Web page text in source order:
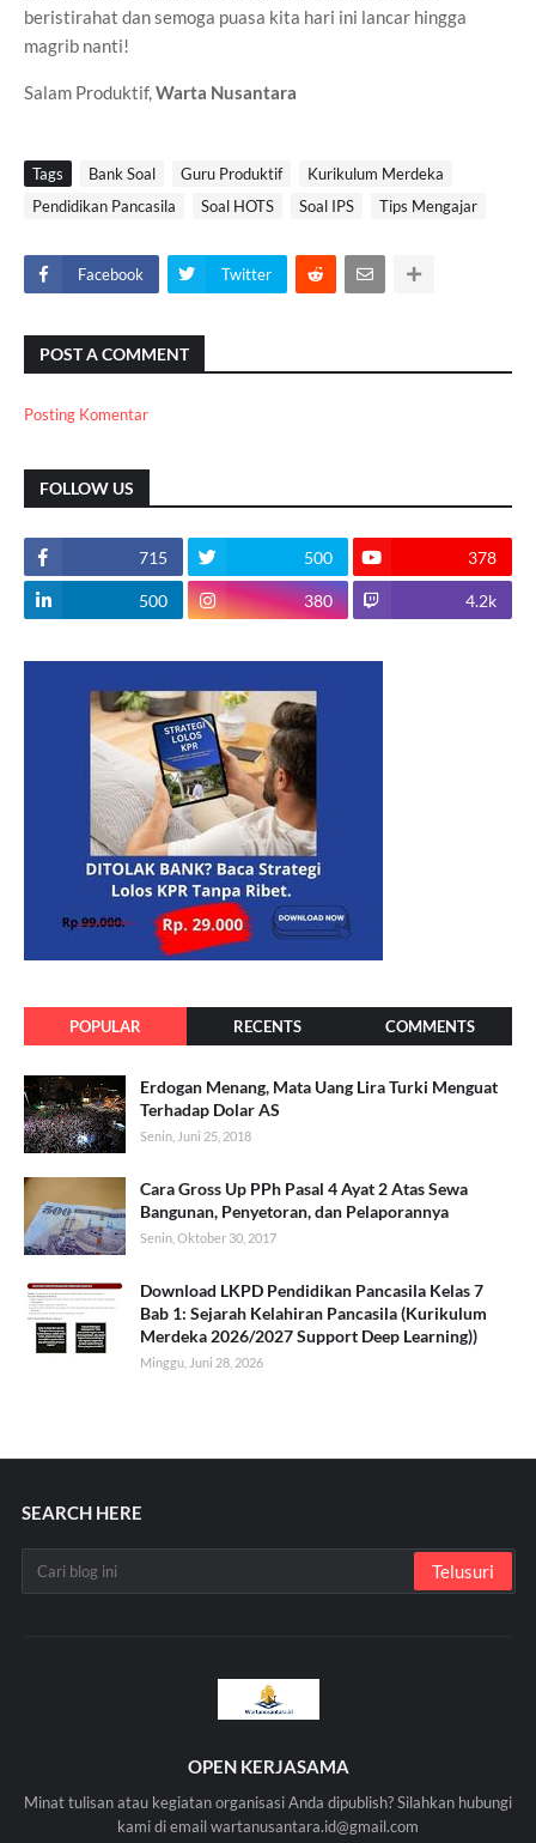
beristirahat dan semoga puasa kita hari ini lancar hingga
magrib nanti!
Salam Produktif,Warta Nusantara
Tags Bank Soal Guru Produktif
Kurikulum Merdeka
Pendidikan Pancasila
Soal HOTS Soal IPS Tips Mengajar
Facebook Twitter
POST A COMMENT
Posting Komentar
FOLLOW US
715 500 378
500 380 4.2k
POPULAR RECENTS COMMENTS
Erdogan Menang, Mata Uang Lira Turki Menguat
Terhadap Dolar AS
Senin, Juni 25, 2018
Cara Gross Up PPh Pasal 4 Ayat 2 Atas Sewa
Bangunan, Penyetoran, dan Pelaporannya
Senin, Oktober 30, 2017
Download LKPD Pendidikan Pancasila Kelas 7
Bab 1: Sejarah Kelahiran Pancasila (Kurikulum
Merdeka 2026/2027 Support Deep Learning))
Minggu, Juni 28, 2026
SEARCH HERE
OPEN KERJASAMA
Minat tulisan atau kegiatan organisasi Anda dipublish? Silahkan hubungi
kami di email wartanusantara.id@gmail.com